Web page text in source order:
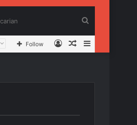
Berita
Log
Follow